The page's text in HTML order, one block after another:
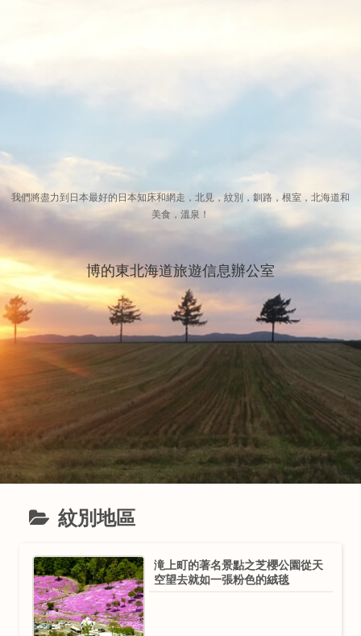
我們將盡力到日本最好的日本知床和網走，北見，紋別，釧路，根室，北海道和
美食，溫泉！
博的東北海道旅遊信息辦公室
紋別地區
滝上町的著名景點之芝櫻公園從天
空望去就如一張粉色的絨毯